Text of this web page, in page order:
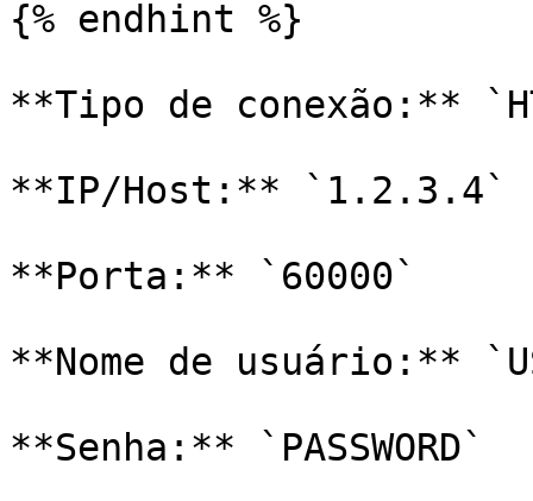
{% endhint %}
**Tipo de conexão:**
**IP/Host:** `1.2.3.4`
**Porta:** `60000`
**Nome de usuário:**
**Senha:** `PASSWORD`